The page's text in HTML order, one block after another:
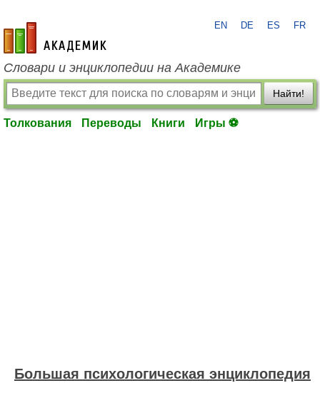
academic.ru
EN DE ES FR
Словари и энциклопедии на Академике
Найти!
Толкования Переводы Книги Игры ⚽
Большая психологическая энциклопедия